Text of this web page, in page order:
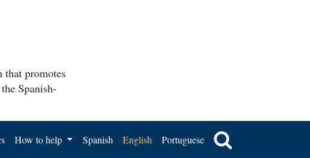
that promotes
Spanish-
How to help Spanish English Portuguese